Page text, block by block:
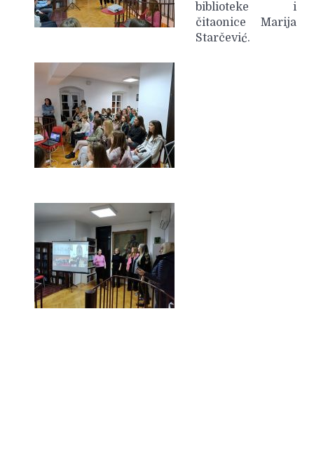
biblioteke i
čitaonice Marija
Starčević.